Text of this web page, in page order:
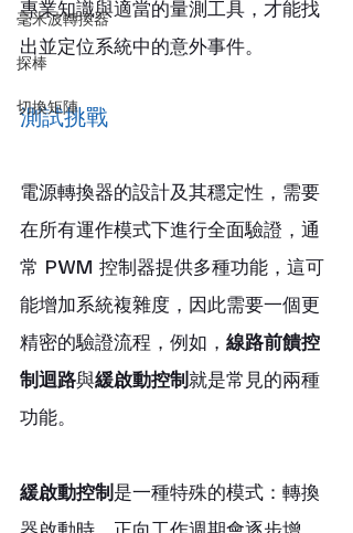
毫米波轉換器
探棒
切換矩陣
專業知識與適當的量測工具，才能找
出並定位系統中的意外事件。
測試挑戰
電源轉換器的設計及其穩定性，需要
在所有運作模式下進行全面驗證，通
常 PWM 控制器提供多種功能，這可
能增加系統複雜度，因此需要一個更
精密的驗證流程，例如， 線路前饋控
制迴路與緩啟動控制 就是常見的兩種
功能。
緩啟動控制 是一種特殊的模式：轉換